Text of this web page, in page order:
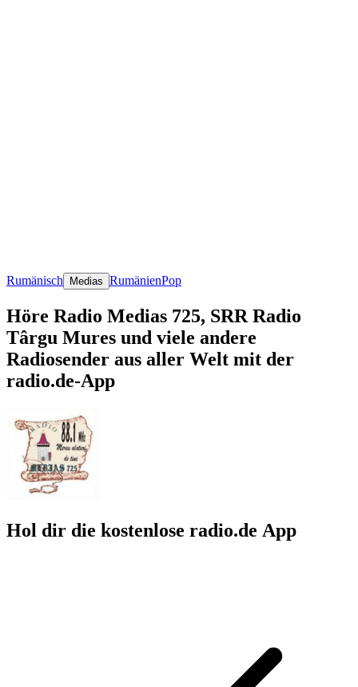
Rumänisch Medias RumänienPop
Höre Radio Medias 725, SRR Radio
Târgu Mures und viele andere
Radiosender aus aller Welt mit der
radio.de-App
Hol dir die kostenlose radio.de App